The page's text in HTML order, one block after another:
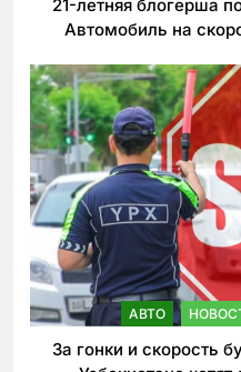
21-летняя блогерша
Автомобиль на
АВТО
За гонки и скорость